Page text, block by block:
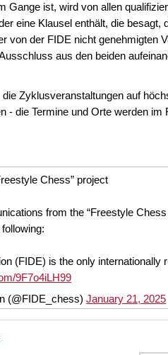
Gange ist, wird von allen
eine Klausel enthält, die besagt,
von der FIDE nicht genehmigten
aus den beiden
Zyklusveranstaltungen auf
- die Termine und Orte werden im
Chess” project
from the “Freestyle
(FIDE) is the only internationally
9F7o4iLH99
(@FIDE_chess)January 21, 2025